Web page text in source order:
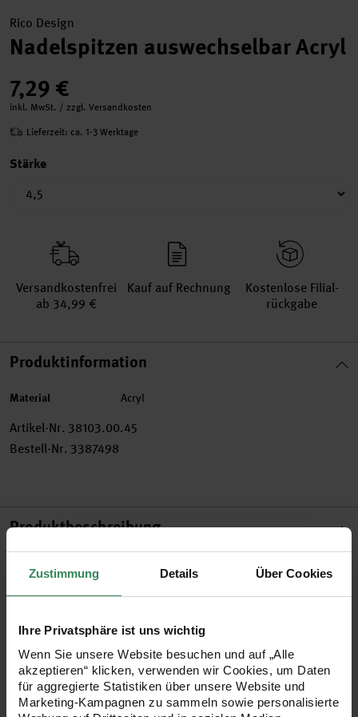
Zustimmung Details Über Cookies
Ihre Privatsphäre ist uns wichtig
Wenn Sie unsere Website besuchen und auf „Alle
akzeptieren“ klicken, verwenden wir Cookies, um Daten
für aggregierte Statistiken über unsere Website und
Marketing-Kampagnen zu sammeln sowie personalisierte
Rico Design
Nadelspitzen auswechselbar Acryl
7,29 €
inkl. MwSt. / zzgl. Versandkosten
Lieferzeit: ca. 1-3 Werktage
Stärke
Versand­kosten­frei
ab 34,99 €
Kauf auf Rechnung
Kosten­lose Filial­
rückgabe
Produktinformation
Material Acryl
Artikel-Nr. 38103.00.45
Bestell-Nr. 3387498
Produktbeschreibung
Die Nadelspitzen aus Acryl liegen beim Stricken gut in der
verarbeitete Spitze aus. Trotz ihrer Leichtigkeit sind die
Nadeln extrem robust, belastungsfähig und langlebig. Die
Nadelspitzen gehören zu einem umfangreichen
Schraubsystem, das aus auswechselbaren Nadelspitzen in